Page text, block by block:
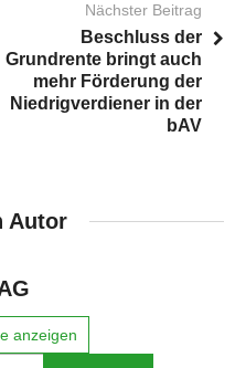
Nächster Beitrag
Beschluss der
Grundrente bringt auch
mehr Förderung der
Niedrigverdiener in der
bAV
Autor
anzeigen